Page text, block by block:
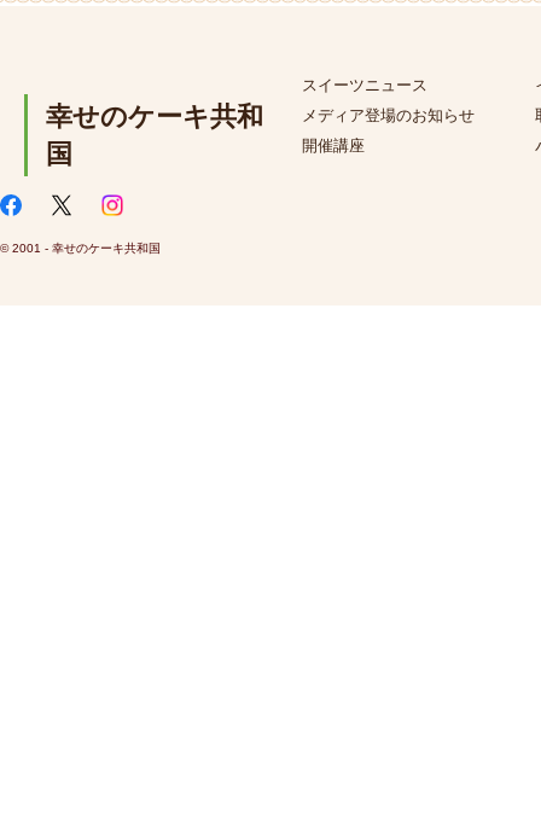
幸せのケーキ共和
国
スイーツニュース
メディア登場のお知らせ
開催講座
© 2001 - 幸せのケーキ共和国